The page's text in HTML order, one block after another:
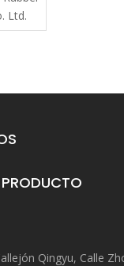
Ltd.
Qingyu, Calle